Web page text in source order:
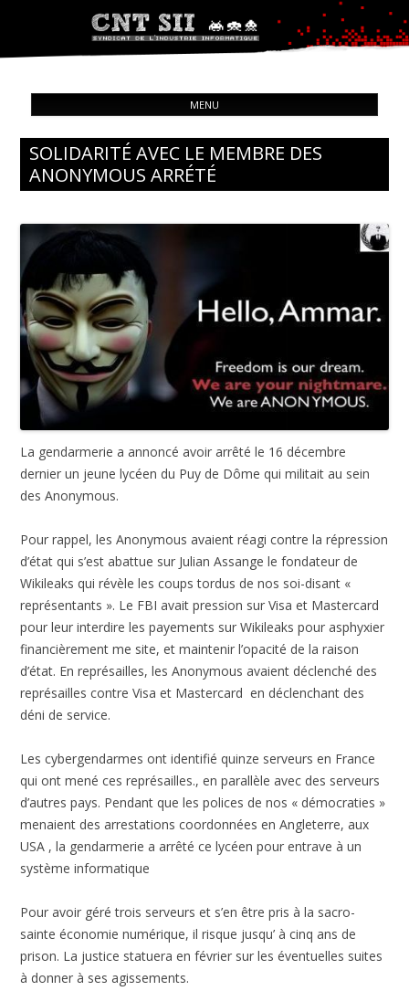
CNT – Solidarité Ouvrière
MENU
SOLIDARITÉ AVEC LE MEMBRE DES
ANONYMOUS ARRÉTÉ
La gendarmerie a annoncé avoir arrêté le 16 décembre
dernier un jeune lycéen du Puy de Dôme qui militait au sein
des Anonymous.
Pour rappel, les Anonymous avaient réagi contre la répression
d’état qui s’est abattue sur Julian Assange le fondateur de
Wikileaks qui révèle les coups tordus de nos soi-disant «
représentants ». Le FBI avait pression sur Visa et Mastercard
pour leur interdire les payements sur Wikileaks pour asphyxier
financièrement me site, et maintenir l’opacité de la raison
d’état. En représailles, les Anonymous avaient déclenché des
représailles contre Visa et Mastercard en déclenchant des
déni de service.
Les cybergendarmes ont identifié quinze serveurs en France
qui ont mené ces représailles., en parallèle avec des serveurs
d’autres pays. Pendant que les polices de nos « démocraties »
menaient des arrestations coordonnées en Angleterre, aux
USA , la gendarmerie a arrêté ce lycéen pour entrave à un
système informatique
Pour avoir géré trois serveurs et s’en être pris à la sacro-
sainte économie numérique, il risque jusqu’ à cinq ans de
prison. La justice statuera en février sur les éventuelles suites
à donner à ses agissements.